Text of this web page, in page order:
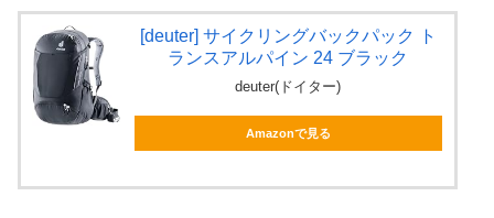
[deuter] サイクリングバックパック ト
ランスアルパイン 24 ブラック
deuter(ドイター)
Amazonで見る